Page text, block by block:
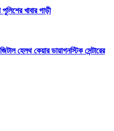
খাবার গাড়ী
হেলথ কেয়ার ডায়াগনস্টিক সেন্টারের